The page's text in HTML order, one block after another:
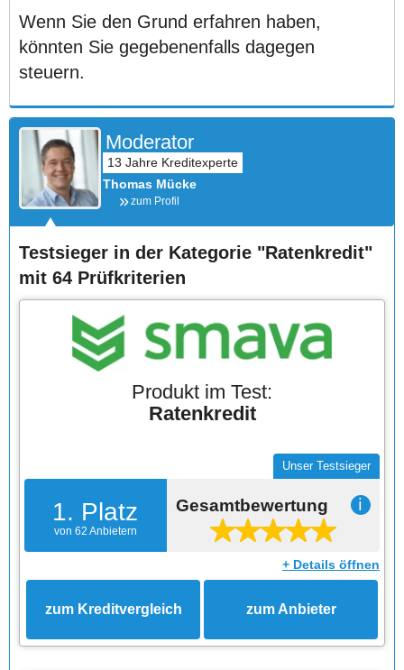
Wenn Sie den Grund erfahren haben,
könnten Sie gegebenenfalls dagegen
steuern.
Moderator
Thomas Mücke
zum Profil
Testsieger in der Kategorie "Ratenkredit"
mit 64 Prüfkriterien
Produkt im Test:
Ratenkredit
1. Platz
von 62 Anbietern
Unser Testsieger
Gesamtbewertung ℹ
+ Details öffnen
zum Kreditvergleich zum Anbieter